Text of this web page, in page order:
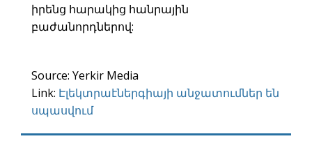
իրենց հարակից հանրային
բաժանորդներով:
Source: Yerkir Media
Link: Էլեկտրաէներգիայի անջատումներ են
սպասվում